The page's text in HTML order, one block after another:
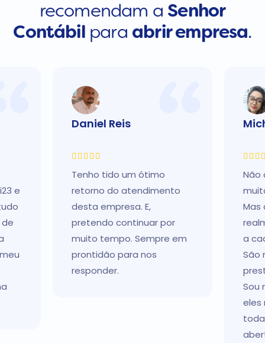
recomendam a Senhor
Contábilpara abrir empresa.
e
Daniel Reis
Tenho tido um ótimo
retorno do atendimento
desta empresa. E,
pretendo continuar por
muito tempo. Sempre em
prontidão para nos
responder.
Não
Mas
a
São
Sou
eles